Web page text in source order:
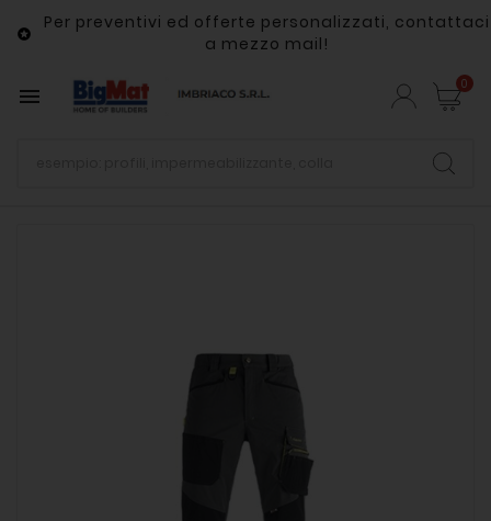

Per preventivi ed offerte personalizzati, contattaci
a mezzo mail!
 0